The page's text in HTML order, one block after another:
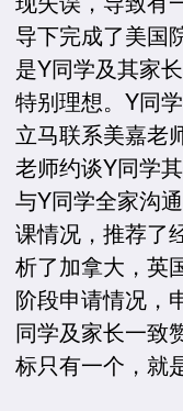
导下完成了美国
是Y同学及其家
特别理想。Y同
立马联系美嘉老
老师约谈Y同学
与Y同学全家沟
课情况，推荐了
析了加拿大，英
阶段申请情况，
同学及家长一致
标只有一个，就